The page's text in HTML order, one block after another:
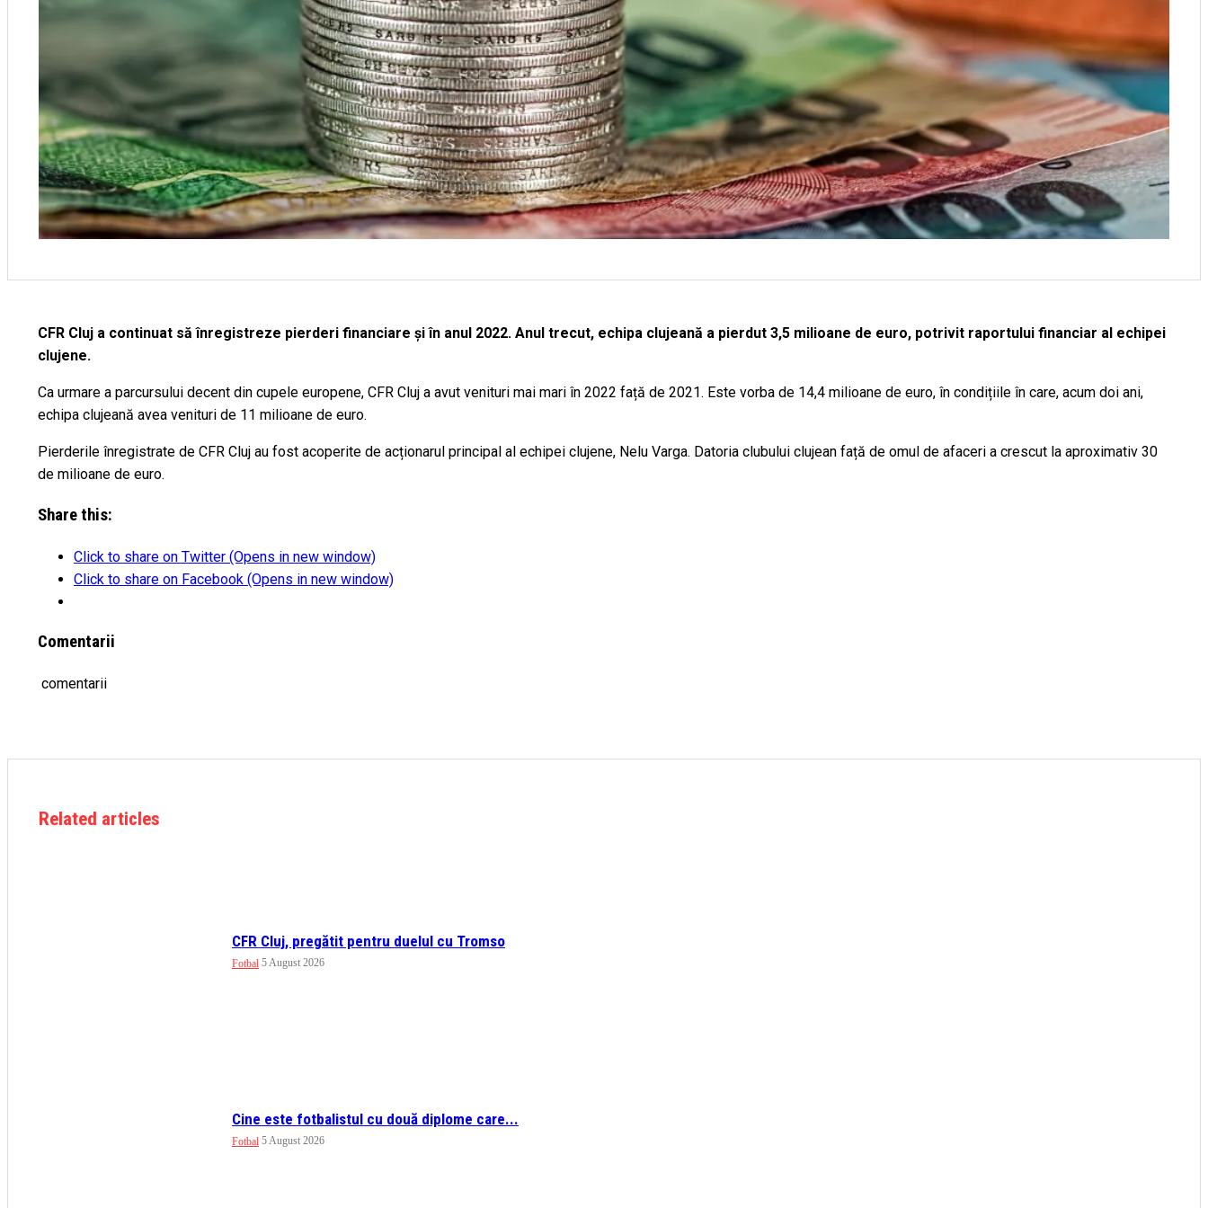
CFR Cluj a continuat să înregistreze pierderi financiare și în anul 2022. Anul trecut, echipa clujeană a pierdut 3,5 milioane de euro, potrivit raportului financiar al echipei
clujene.
Ca urmare a parcursului decent din cupele europene, CFR Cluj a avut venituri mai mari în 2022 față de 2021. Este vorba de 14,4 milioane de euro, în condițiile în care, acum doi ani,
echipa clujeană avea venituri de 11 milioane de euro.
Pierderile înregistrate de CFR Cluj au fost acoperite de acționarul principal al echipei clujene, Nelu Varga. Datoria clubului clujean față de omul de afaceri a crescut la aproximativ 30
de milioane de euro.
Share this:
Click to share on Twitter (Opens in new window)
Click to share on Facebook (Opens in new window)
Comentarii
comentarii
Related articles
CFR Cluj, pregătit pentru duelul cu Tromso
Fotbal 5 August 2026
Cine este fotbalistul cu două diplome care...
Fotbal 5 August 2026